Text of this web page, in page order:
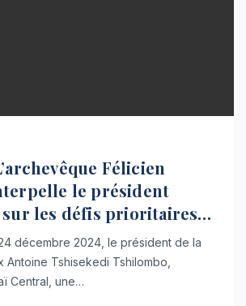
Félicien
le président
les défis prioritaires
décembre 2024, le président de la
Antoine Tshisekedi Tshilombo,
Central, une…